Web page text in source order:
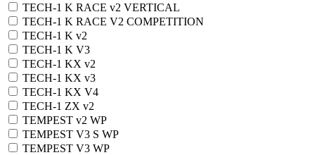
TECH-1 K RACE v2 VERTICAL
TECH-1 K RACE V2 COMPETITION
TECH-1 K v2
TECH-1 K V3
TECH-1 KX v2
TECH-1 KX v3
TECH-1 KX V4
TECH-1 ZX v2
TEMPEST v2 WP
TEMPEST V3 S WP
TEMPEST V3 WP